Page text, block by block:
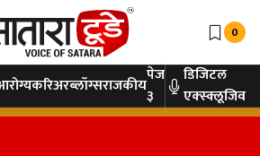
0
करिअरब्लॉग्सराजकीयपेज
३
डिजिटल
एक्स्क्लूजिव